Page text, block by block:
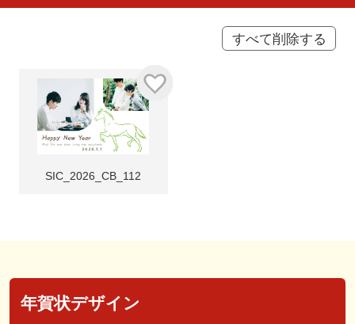
すべて削除する
SIC_2026_CB_112
年賀状デザイン